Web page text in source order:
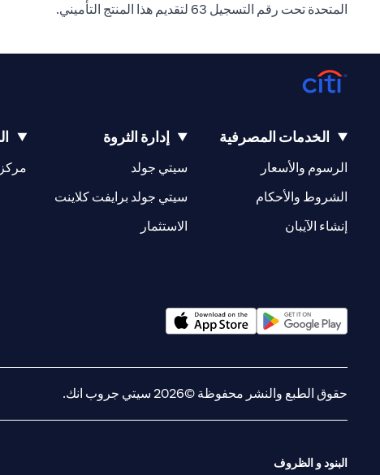
المتحدة تحت رقم التسجيل 63 لتقديم هذا المنتج التأميني.
الخدمات المصرفية
الرسوم والأسعار
الشروط والأحكام
إنشاء الآيبان
إدارة الثروة
سيتي جولد
سيتي جولد برايفت كلاينت
الاستثمار
حقوق الطبع والنشر محفوظة ©2026 سيتي جروب انك.
البنود و الظروف